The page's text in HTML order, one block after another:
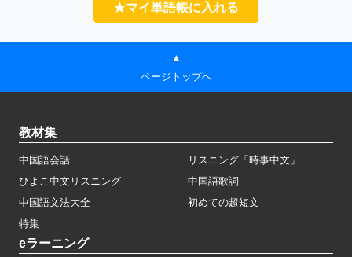
★マイ単語帳に入れる
▲
ページトップへ
教材集
中国語会話
リスニング「時事中文」
ひよこ中文リスニング
中国語歌詞
中国語文法大全
初めての超短文
特集
eラーニング